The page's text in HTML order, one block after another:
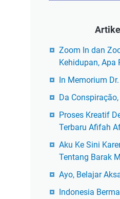
Zoom In dan
Kehidupan, Apa
In Memorium
Da
Proses Kreatif
Terbaru Afifah
Aku Ke Sini
Tentang Barak
Ayo, Belajar
Indonesia